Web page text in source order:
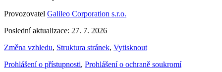
Provozovatel Galileo Corporation s.r.o.
Poslední aktualizace: 27. 7. 2026
Změna vzhledu, Struktura stránek, Vytisknout
Prohlášení o přístupnosti, Prohlášení o ochraně soukromí